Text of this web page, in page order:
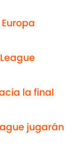
la final
jugarán